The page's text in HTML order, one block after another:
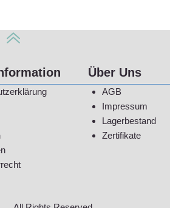
Über Uns
AGB
Impressum
Lagerbestand
Zertifikate